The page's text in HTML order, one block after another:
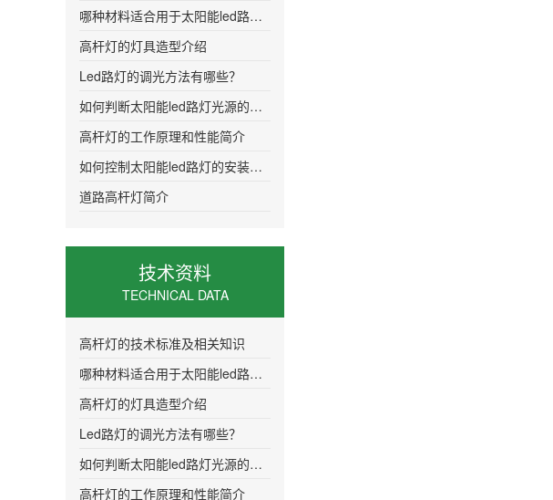
哪种材料适合用于太阳能led路灯的灯头
高杆灯的灯具造型介绍
Led路灯的调光方法有哪些？
如何判断太阳能led路灯光源的质量
高杆灯的工作原理和性能简介
如何控制太阳能led路灯的安装距离更加合
道路高杆灯简介
技术资料
TECHNICAL DATA
高杆灯的技术标准及相关知识
哪种材料适合用于太阳能led路灯的灯头
高杆灯的灯具造型介绍
Led路灯的调光方法有哪些？
如何判断太阳能led路灯光源的质量
高杆灯的工作原理和性能简介